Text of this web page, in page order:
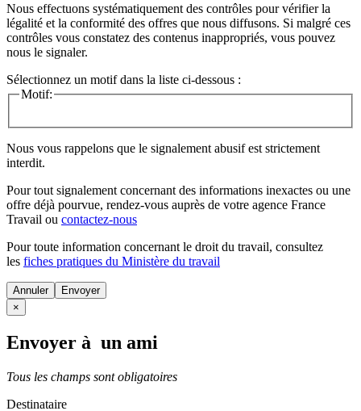
Nous effectuons systématiquement des contrôles pour vérifier la
légalité et la conformité des offres que nous diffusons. Si malgré ces
contrôles vous constatez des contenus inappropriés, vous pouvez
nous le signaler.
Sélectionnez un motif dans la liste ci-dessous :
Motif:
Nous vous rappelons que le signalement abusif est strictement
interdit.
Pour tout signalement concernant des informations inexactes ou une
offre déjà pourvue, rendez-vous auprès de votre agence France
Travail ou contactez-nous
Pour toute information concernant le droit du travail, consultez
les fiches pratiques du Ministère du travail
Annuler
×
Envoyer à un ami
Tous les champs sont obligatoires
Destinataire